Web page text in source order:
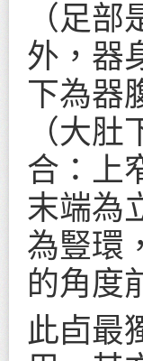
（足
外，器
下為器
（大
合：上
末端為
為豎環
的角度
此卣最